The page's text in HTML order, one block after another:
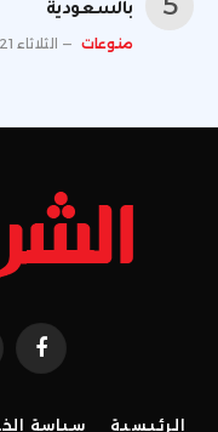
بالسعودية
منوعات الثلاثاء 21 يوليو 2:03 م
الرئيسية سياسة